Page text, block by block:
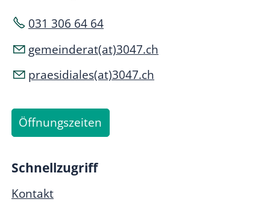
031 306 64 64
gemeinderat(at)3047.ch
praesidiales(at)3047.ch
Öffnungszeiten
Schnellzugriff
Kontakt